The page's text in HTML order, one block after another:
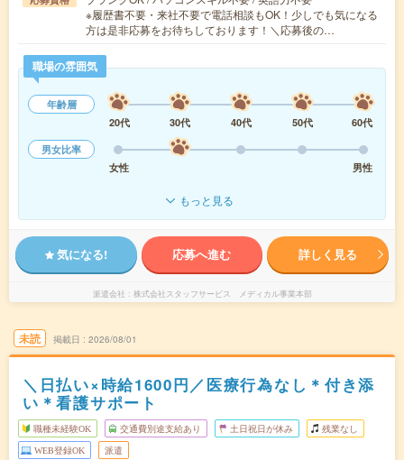
※履歴書不要・来社不要で電話相談もOK！少しでも気になる
方は是非応募をお待ちしております！＼応募後の…
職場の雰囲気
年齢層
20代
30代 40代 50代
60代
男女比率
女性
男性
もっと見る
気になる! 応募へ進む 詳しく見る
派遣会社 株式会社スタッフサービス メディカル事業本部
未読 掲載日 2026/08/01
＼日払い×時給1600円／医療行為なし＊付き添
い＊看護サポート
職種未経験OK 交通費別途支給あり 土日祝日が休み 残業なし
WEB登録OK 派遣